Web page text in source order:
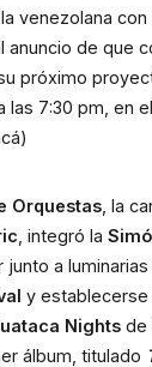
venezolana con
anuncio de que
próximo
las 7:30 pm, en el
)
Orquestas , la
, integró la
a
y establecerse
Nights de
álbum, titulado